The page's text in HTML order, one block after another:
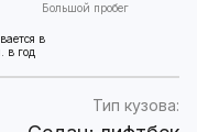
Большой пробег
в
в год
Тип кузова: